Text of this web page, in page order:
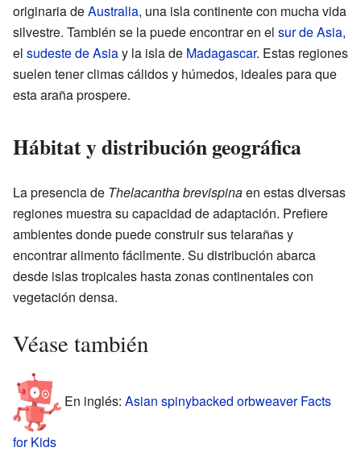
originaria deAustralia, una isla continente con mucha vida
silvestre. También se la puede encontrar en el sur de Asia,
el sudeste de Asiay la isla de Madagascar. Estas regiones
suelen tener climas cálidos y húmedos, ideales para que
esta araña prospere.
Hábitat y distribución geográfica
La presencia de Thelacantha brevispinaen estas diversas
regiones muestra su capacidad de adaptación. Prefiere
ambientes donde puede construir sus telarañas y
encontrar alimento fácilmente. Su distribución abarca
desde islas tropicales hasta zonas continentales con
vegetación densa.
Véase también
En inglés: Asian spinybacked orbweaver Facts
for Kids